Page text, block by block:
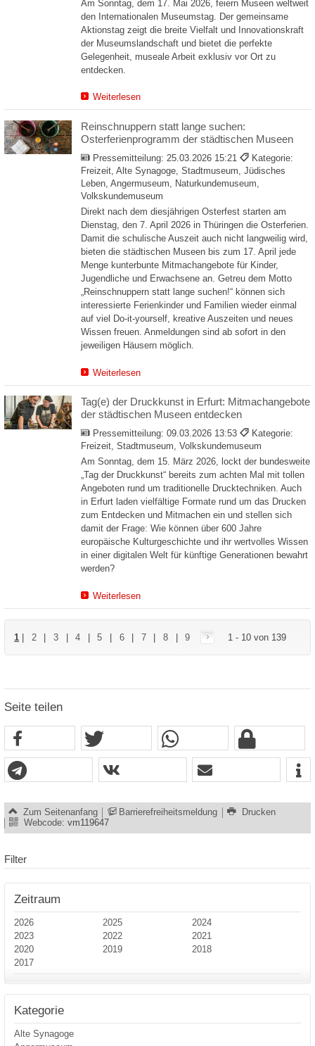
Am Sonntag, dem 17. Mai 2026, feiern Museen weltweit
den Internationalen Museumstag. Der gemeinsame
Aktionstag zeigt die breite Vielfalt und Innovationskraft
der Museumslandschaft und bietet die perfekte
Gelegenheit, museale Arbeit exklusiv vor Ort zu
entdecken.
Weiterlesen
Reinschnuppern statt lange suchen:
Osterferienprogramm der städtischen Museen
Pressemitteilung: 25.03.2026 15:21
Kategorie:
Freizeit, Alte Synagoge, Stadtmuseum, Jüdisches
Leben, Angermuseum, Naturkundemuseum,
Volkskundemuseum
Direkt nach dem diesjährigen Osterfest starten am
Dienstag, den 7. April 2026 in Thüringen die Osterferien.
Damit die schulische Auszeit auch nicht langweilig wird,
bieten die städtischen Museen bis zum 17. April jede
Menge kunterbunte Mitmachangebote für Kinder,
Jugendliche und Erwachsene an. Getreu dem Motto
„Reinschnuppern statt lange suchen!“ können sich
interessierte Ferienkinder und Familien wieder einmal
auf viel Do-it-yourself, kreative Auszeiten und neues
Wissen freuen. Anmeldungen sind ab sofort in den
jeweiligen Häusern möglich.
Weiterlesen
Tag(e) der Druckkunst in Erfurt: Mitmachangebote
der städtischen Museen entdecken
Pressemitteilung: 09.03.2026 13:53
Kategorie:
Freizeit, Stadtmuseum, Volkskundemuseum
Am Sonntag, dem 15. März 2026, lockt der bundesweite
„Tag der Druckkunst“ bereits zum achten Mal mit tollen
Angeboten rund um traditionelle Drucktechniken. Auch
in Erfurt laden vielfältige Formate rund um das Drucken
zum Entdecken und Mitmachen ein und stellen sich
damit der Frage: Wie können über 600 Jahre
europäische Kulturgeschichte und ihr wertvolles Wissen
in einer digitalen Welt für künftige Generationen bewahrt
werden?
Weiterlesen
1 2 3 4 5 6 7 8 9 1 - 10 von 139
Seite teilen
Zum Seitenanfang Barrierefreiheitsmeldung
Drucken
Webcode: vm119647
Filter
Zeitraum
2026 2025
2024
2023
2022
2021
2020
2019
2018
2017
Kategorie
Alte Synagoge